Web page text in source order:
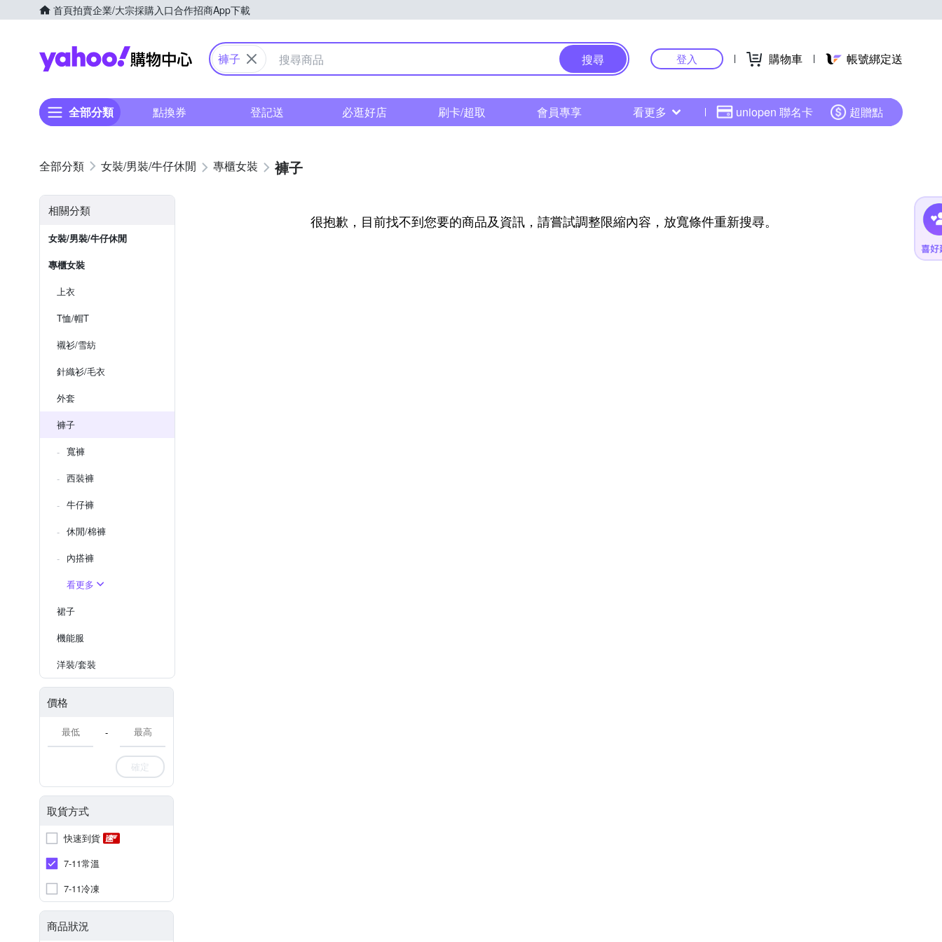
首頁拍賣企業/大宗採購入口合作招商App下載
Yahoo購物中心
褲子 搜尋 登入 購物車 帳號綁定送
全部分類 點換券 登記送 必逛好店 刷卡/超取 會員專享 看更多 uniopen 聯名卡 超贈點
女裝/男裝/牛仔休閒 專櫃女裝 褲子
相關分類
女裝/男裝/牛仔休閒
專櫃女裝
上衣
T恤/帽T
襯衫/雪紡
針織衫/毛衣
外套
褲子
寬褲
西裝褲
牛仔褲
休閒/棉褲
內搭褲
看更多
裙子
機能服
洋裝/套裝
價格
-
確定
取貨方式
快速到貨
7-11常溫
7-11冷凍
商品狀況
很抱歉，目前找不到您要的商品及資訊，請嘗試調整限縮內容，放寬條件重新搜尋。